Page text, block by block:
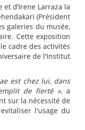
d’Irene Larraza la
(Président
galeries du musée,
Cette exposition
cadre des activités
de l'Institut
est chez lui, dans
de fierté », a
sur la nécessité de
l'usage du